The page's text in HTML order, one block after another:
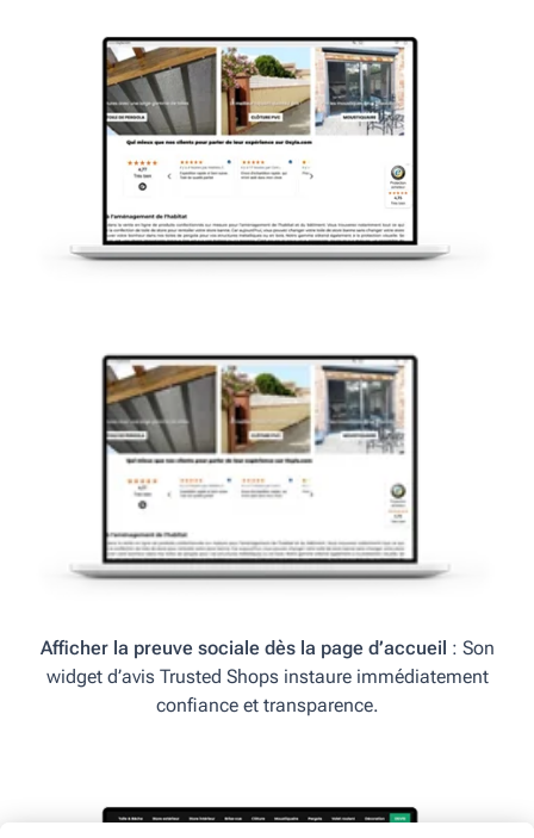
Afficher la preuve sociale dès la page d’accueil : Son
widget d’avis Trusted Shops instaure immédiatement
confiance et transparence.